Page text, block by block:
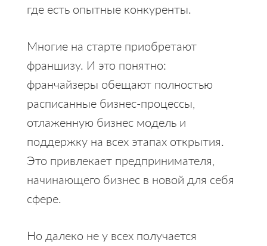
где есть опытные конкуренты.
Многие на старте приобретают
франшизу. И это понятно:
франчайзеры обещают полностью
расписанные бизнес-процессы,
отлаженную бизнес модель и
поддержку на всех этапах открытия.
Это привлекает предпринимателя,
начинающего бизнес в новой для себя
сфере.
Но далеко не у всех получается